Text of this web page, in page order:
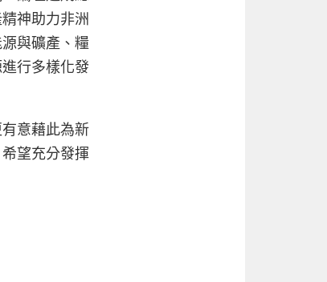
神助力非洲
與礦產、糧
行多樣化發
意藉此為新
望充分發揮